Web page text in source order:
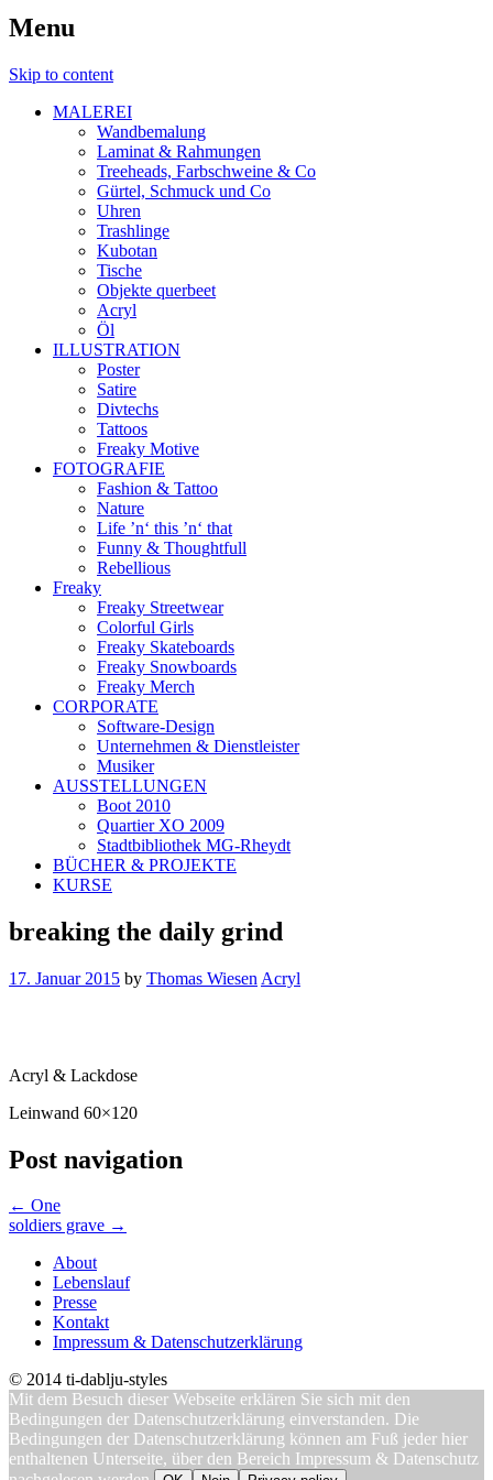
Menu
Skip to content
MALEREI
Wandbemalung
Laminat & Rahmungen
Treeheads, Farbschweine & Co
Gürtel, Schmuck und Co
Uhren
Trashlinge
Kubotan
Tische
Objekte querbeet
Acryl
Öl
ILLUSTRATION
Poster
Satire
Divtechs
Tattoos
Freaky Motive
FOTOGRAFIE
Fashion & Tattoo
Nature
Life ’n‘ this ’n‘ that
Funny & Thoughtfull
Rebellious
Freaky
Freaky Streetwear
Colorful Girls
Freaky Skateboards
Freaky Snowboards
Freaky Merch
CORPORATE
Software-Design
Unternehmen & Dienstleister
Musiker
AUSSTELLUNGEN
Boot 2010
Quartier XO 2009
Stadtbibliothek MG-Rheydt
BÜCHER & PROJEKTE
KURSE
breaking the daily grind
17. Januar 2015 by Thomas Wiesen Acryl
Acryl & Lackdose
Leinwand 60×120
Post navigation
← One
soldiers grave →
About
Lebenslauf
Presse
Kontakt
Impressum & Datenschutzerklärung
© 2014 ti-dablju-styles
Mit dem Besuch dieser Webseite erklären Sie sich mit den
Bedingungen der Datenschutzerklärung einverstanden. Die
Bedingungen der Datenschutzerklärung können am Fuß jeder hier
enthaltenen Unterseite, über den Bereich Impressum & Datenschutz